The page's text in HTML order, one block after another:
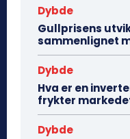
Dybde
Gullprisens
sammenlignet
Dybde
Hva er en
frykter
Dybde